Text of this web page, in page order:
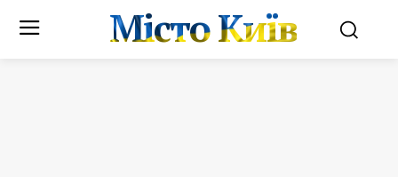
Місто Київ